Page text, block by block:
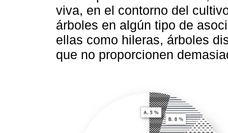
viva, en el contorno del
árboles en algún tipo de
ellas como hileras, árboles
que no proporcionen